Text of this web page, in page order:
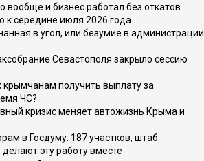
вообще и бизнес работал без откатов
к середине июля 2026 года
в угол, или безумие в администрации
Севастополя закрыло сессию
крымчанам получить выплату за
ЧС?
кризис меняет автожизнь Крыма и
в Госдуму: 187 участков, штаб
эту работу вместе